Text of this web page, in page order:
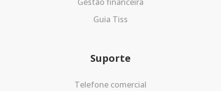
Guia Tiss
Suporte
Telefone comercial